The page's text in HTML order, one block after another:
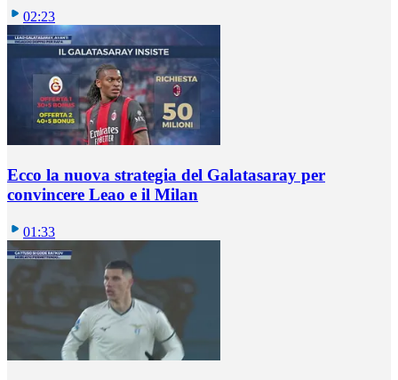
02:23
Ecco la nuova strategia del Galatasaray per
convincere Leao e il Milan
01:33